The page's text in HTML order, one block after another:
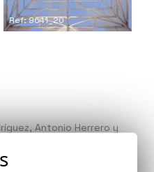
Ref: 9641_20
Antonio Herrero y